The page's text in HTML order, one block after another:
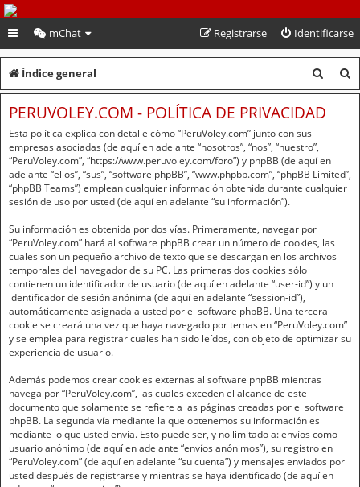
PeruVoley.com
mChat Identificarse
Registrarse
Índice general
u
u
s
a
r
PERUVOLEY.COM - POLÍTICA DE PRIVACIDAD
Esta política explica con detalle cómo “PeruVoley.com” junto con sus
empresas asociadas (de aquí en adelante “nosotros”, “nos”, “nuestro”,
“PeruVoley.com”, “https://www.peruvoley.com/foro”) y phpBB (de aquí en
adelante “ellos”, “sus”, “software phpBB”, “www.phpbb.com”, “phpBB Limited”,
“phpBB Teams”) emplean cualquier información obtenida durante cualquier
sesión de uso por usted (de aquí en adelante “su información”).
Su información es obtenida por dos vías. Primeramente, navegar por
“PeruVoley.com” hará al software phpBB crear un número de cookies, las
cuales son un pequeño archivo de texto que se descargan en los archivos
temporales del navegador de su PC. Las primeras dos cookies sólo
contienen un identificador de usuario (de aquí en adelante “user-id”) y un
identificador de sesión anónima (de aquí en adelante “session-id”),
automáticamente asignada a usted por el software phpBB. Una tercera
cookie se creará una vez que haya navegado por temas en “PeruVoley.com”
y se emplea para registrar cuales han sido leídos, con objeto de optimizar su
experiencia de usuario.
Además podemos crear cookies externas al software phpBB mientras
navega por “PeruVoley.com”, las cuales exceden el alcance de este
documento que solamente se refiere a las páginas creadas por el software
phpBB. La segunda vía mediante la que obtenemos su información es
mediante lo que usted envía. Esto puede ser, y no limitado a: envíos como
usuario anónimo (de aquí en adelante “envíos anónimos”), su registro en
“PeruVoley.com” (de aquí en adelante “su cuenta”) y mensajes enviados por
usted después de registrarse y mientras se haya identificado (de aquí en